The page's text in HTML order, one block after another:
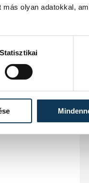
olyan adatokkal,
Statisztikai